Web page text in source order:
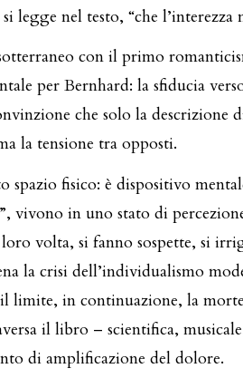
legge nel testo, “che l’interezza
con il primo
per Bernhard: la sfiducia
che solo la
la tensione tra opposti.
spazio fisico: è dispositivo
vivono in uno stato di
loro volta, si fanno sospette, si
la crisi dell’individualismo
il limite, in continuazione, la
il libro – scientifica,
di amplificazione del dolore.